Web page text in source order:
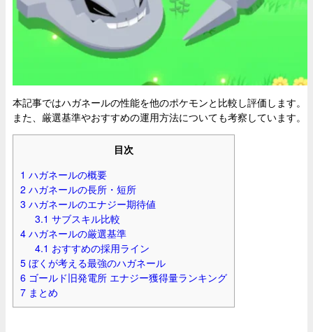
本記事ではハガネールの性能を他のポケモンと比較し評価します。
また、厳選基準やおすすめの運用方法についても考察しています。
目次
1 ハガネールの概要
2 ハガネールの長所・短所
3 ハガネールのエナジー期待値
3.1 サブスキル比較
4 ハガネールの厳選基準
4.1 おすすめの採用ライン
5 ぼくが考える最強のハガネール
6 ゴールド旧発電所 エナジー獲得量ランキング
7 まとめ